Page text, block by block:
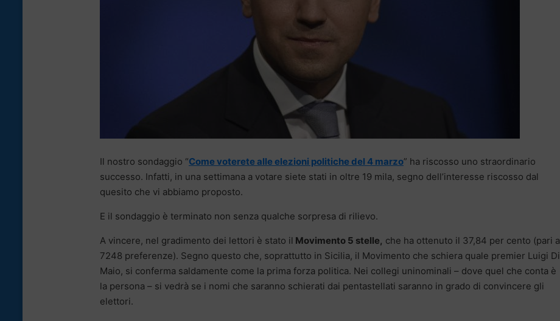
Il nostro sondaggio “Come voterete alle elezioni politiche del 4 marzo” ha riscosso uno straordinario
successo. Infatti, in una settimana a votare siete stati in oltre 19 mila, segno dell’interesse riscosso dal
quesito che vi abbiamo proposto.
E il sondaggio è terminato non senza qualche sorpresa di rilievo.
A vincere, nel gradimento dei lettori è stato il Movimento 5 stelle, che ha ottenuto il 37,84 per cento (pari a
7248 preferenze). Segno questo che, soprattutto in Sicilia, il Movimento che schiera quale premier Luigi Di
Maio, si conferma saldamente come la prima forza politica. Nei collegi uninominali – dove quel che conta è
la persona – si vedrà se i nomi che saranno schierati dai pentastellati saranno in grado di convincere gli
elettori.